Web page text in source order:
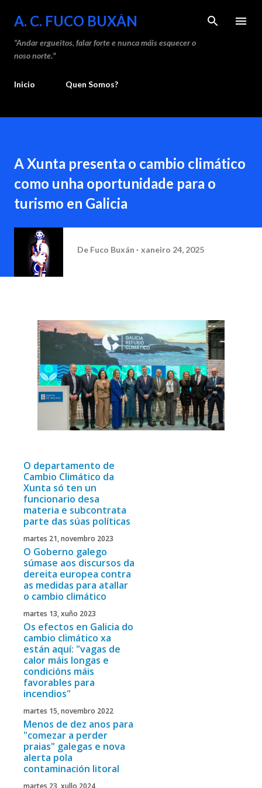
Saltar ao contido principal
A. C. FUCO BUXÁN
“Andar ergueitos, falar forte e nunca máis esquecer o
noso norte."
Inicio Quen Somos?
A Xunta presenta o cambio climático
como unha oportunidade para o
turismo en Galicia
De Fuco Buxán xaneiro 24, 2025
O departamento de
Cambio Climático da
Xunta só ten un
funcionario desa
materia e subcontrata
parte das súas políticas
martes 21, novembro 2023
O Goberno galego
súmase aos discursos da
dereita europea contra
as medidas para atallar
o cambio climático
martes 13, xuño 2023
Os efectos en Galicia do
cambio climático xa
están aquí: "vagas de
calor máis longas e
condicións máis
favorables para
incendios"
martes 15, novembro 2022
Menos de dez anos para
"comezar a perder
praias" galegas e nova
alerta pola
contaminación litoral